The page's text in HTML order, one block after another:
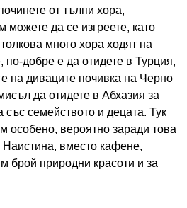
от тълпи хора,
да се изгреете, като
много хора ходят на
добре е да отидете в Турция,
на диваците почивка на Черно
да отидете в Абхазия за
със семейството и децата. Тук
особено, вероятно заради това
вместо кафене,
брой природни красоти и за